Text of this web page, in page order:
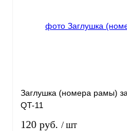
Заглушка (номера рамы)
QT-11
120 руб. / шт